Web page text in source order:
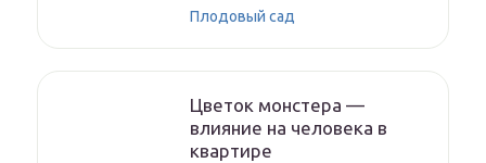
Плодовый сад
Цветок монстера —
влияние на человека в
квартире